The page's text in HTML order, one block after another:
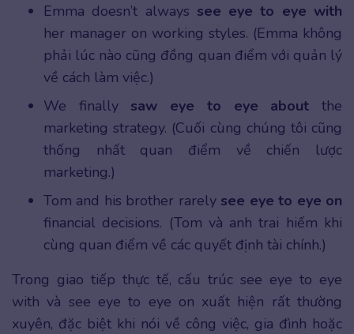
Emma doesn’t always see eye to eye with
her manager on working styles. (Emma không
phải lúc nào cũng đồng quan điểm với quản lý
về cách làm việc.)
We finally saw eye to eye aboutthe
marketing strategy. (Cuối cùng chúng tôi cũng
thống nhất quan điểm về chiến lược
marketing.)
Tom and his brother rarely see eye to eye on
financial decisions. (Tom và anh trai hiếm khi
cùng quan điểm về các quyết định tài chính.)
Trong giao tiếp thực tế, cấu trúc see eye to eye
with và see eye to eye on xuất hiện rất thường
xuyên, đặc biệt khi nói về công việc, gia đình hoặc